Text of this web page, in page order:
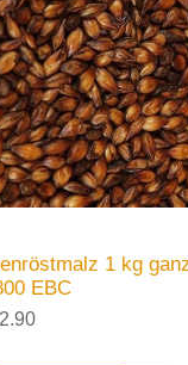
1 kg
EBC